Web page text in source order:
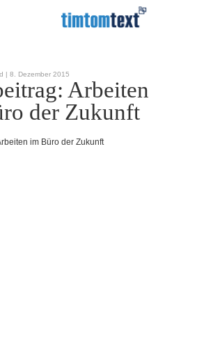
| 8. Dezember 2015
Arbeiten
der Zukunft
im Büro der Zukunft